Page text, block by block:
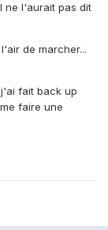
ne l'aurait pas dit
de marcher...
fait back up
faire une